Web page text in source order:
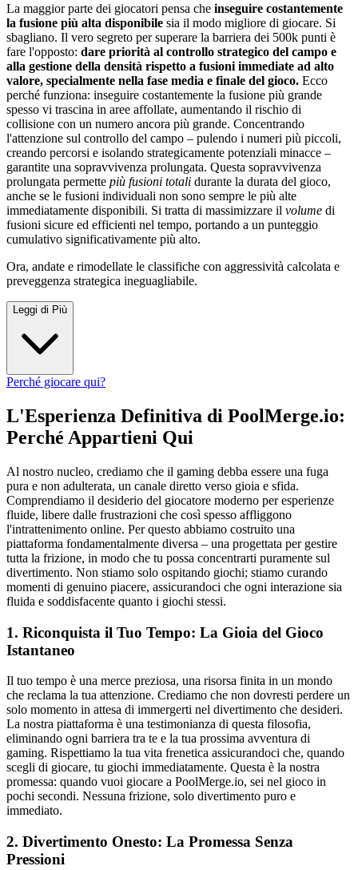
La maggior parte dei giocatori pensa che inseguire costantemente
la fusione più alta disponibile sia il modo migliore di giocare. Si
sbagliano. Il vero segreto per superare la barriera dei 500k punti è
fare l'opposto: dare priorità al controllo strategico del campo e
alla gestione della densità rispetto a fusioni immediate ad alto
valore, specialmente nella fase media e finale del gioco. Ecco
perché funziona: inseguire costantemente la fusione più grande
spesso vi trascina in aree affollate, aumentando il rischio di
collisione con un numero ancora più grande. Concentrando
l'attenzione sul controllo del campo – pulendo i numeri più piccoli,
creando percorsi e isolando strategicamente potenziali minacce –
garantite una sopravvivenza prolungata. Questa sopravvivenza
prolungata permette più fusioni totali durante la durata del gioco,
anche se le fusioni individuali non sono sempre le più alte
immediatamente disponibili. Si tratta di massimizzare il volume di
fusioni sicure ed efficienti nel tempo, portando a un punteggio
cumulativo significativamente più alto.
Ora, andate e rimodellate le classifiche con aggressività calcolata e
preveggenza strategica ineguagliabile.
Leggi di Più
Perché giocare qui?
L'Esperienza Definitiva di PoolMerge.io:
Perché Appartieni Qui
Al nostro nucleo, crediamo che il gaming debba essere una fuga
pura e non adulterata, un canale diretto verso gioia e sfida.
Comprendiamo il desiderio del giocatore moderno per esperienze
fluide, libere dalle frustrazioni che così spesso affliggono
l'intrattenimento online. Per questo abbiamo costruito una
piattaforma fondamentalmente diversa – una progettata per gestire
tutta la frizione, in modo che tu possa concentrarti puramente sul
divertimento. Non stiamo solo ospitando giochi; stiamo curando
momenti di genuino piacere, assicurandoci che ogni interazione sia
fluida e soddisfacente quanto i giochi stessi.
1. Riconquista il Tuo Tempo: La Gioia del Gioco
Istantaneo
Il tuo tempo è una merce preziosa, una risorsa finita in un mondo
che reclama la tua attenzione. Crediamo che non dovresti perdere un
solo momento in attesa di immergerti nel divertimento che desideri.
La nostra piattaforma è una testimonianza di questa filosofia,
eliminando ogni barriera tra te e la tua prossima avventura di
gaming. Rispettiamo la tua vita frenetica assicurandoci che, quando
scegli di giocare, tu giochi immediatamente. Questa è la nostra
promessa: quando vuoi giocare a PoolMerge.io, sei nel gioco in
pochi secondi. Nessuna frizione, solo divertimento puro e
immediato.
2. Divertimento Onesto: La Promessa Senza
Pressioni